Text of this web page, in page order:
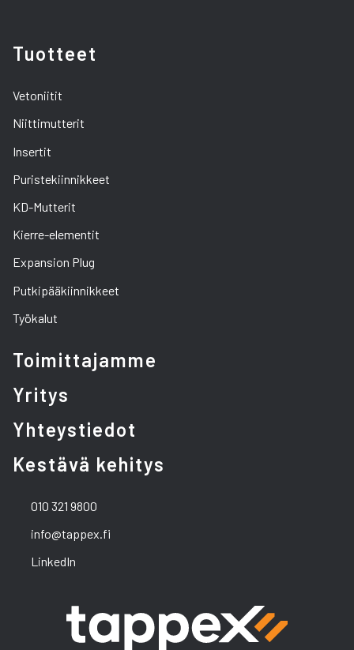
Tuotteet
Vetoniitit
Niittimutterit
Insertit
Puristekiinnikkeet
KD-Mutterit
Kierre-elementit
Expansion Plug
Putkipääkiinnikkeet
Työkalut
Toimittajamme
Yritys
Yhteystiedot
Kestävä kehitys
010 321 9800
info@tappex.fi
LinkedIn